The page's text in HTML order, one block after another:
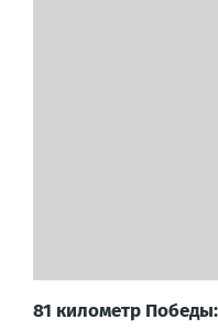
81 километр